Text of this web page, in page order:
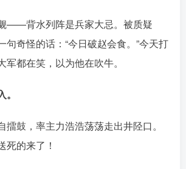
——背水列阵是兵家大忌。被质疑
句奇怪的话：“今日破赵会食。”今天打
都在笑，以为他在吹牛󠄹󠅀󠄪󠄢󠄡󠄦󠄞󠄧󠄣󠄞󠄢󠄡󠄦󠄞󠄩󠄤󠅬󠅅󠅃󠄵󠅂󠄪󠅗󠅥󠅕󠅣󠅤󠅬󠅄󠄹󠄽󠄵󠄪󠄢󠄠󠄢󠄦󠄝󠄠󠄨󠄝󠄠󠄦󠄐󠄡󠄧󠄪󠄠󠄠󠄪󠄣󠄡󠅬󠅨󠅙󠅑󠅟󠅗󠅒󠄞󠅓󠅟󠅝󠄐󠇕󠆠󠅿󠇖󠆄󠆩󠇕󠅿󠆈󠇗󠆭󠆁󠄐󠇗󠅹󠅸󠇖󠆍󠅳󠇖󠅹󠅰󠇖󠆌󠅹。
擂鼓，率主力浩浩荡荡走出井陉口。
死的来了！󠄹󠅀󠄪󠄢󠄡󠄦󠄞󠄧󠄣󠄞󠄢󠄡󠄦󠄞󠄩󠄤󠅬󠅅󠅃󠄵󠅂󠄪󠅗󠅥󠅕󠅣󠅤󠅬󠅄󠄹󠄽󠄵󠄪󠄢󠄠󠄢󠄦󠄝󠄠󠄨󠄝󠄠󠄦󠄐󠄡󠄧󠄪󠄠󠄠󠄪󠄣󠄡󠅬󠅨󠅙󠅑󠅟󠅗󠅒󠄞󠅓󠅟󠅝󠄐󠇕󠆠󠅿󠇖󠆄󠆩󠇕󠅿󠆈󠇗󠆭󠆁󠄐󠇗󠅹󠅸󠇖󠆍󠅳󠇖󠅹󠅰󠇖󠆌󠅹